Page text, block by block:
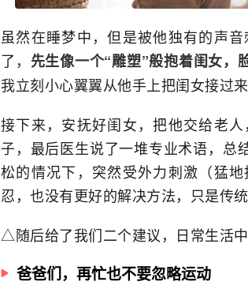
虽然在睡梦中，但是被他独有的声
了， 先生像一个“雕塑”般抱着闺女，
我立刻小心翼翼从他手上把闺女接过来
接下来，安抚好闺女，把他交给老
子，最后医生说了一堆专业术语，总
松的情况下，突然受外力刺激（猛
忍，也没有更好的解决方法，只是传
△随后给了我们二个建议，日常生活中
爸爸们，再忙也不要忽略运动